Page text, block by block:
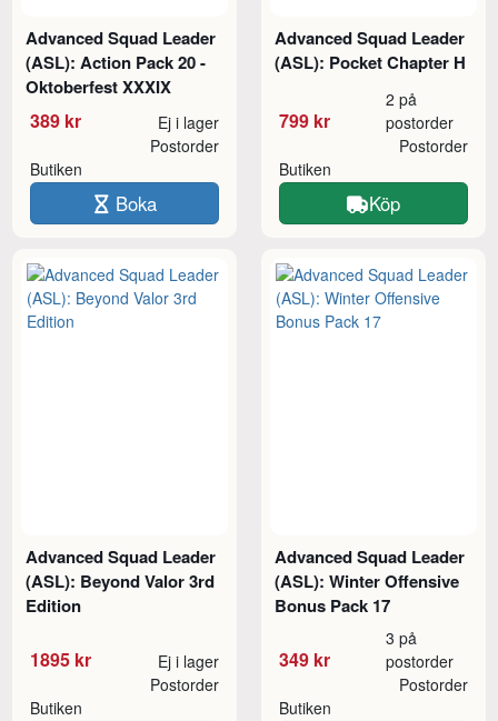
Advanced Squad Leader
(ASL): Action Pack 20 -
Oktoberfest XXXIX
389 kr Ej i lager
Butiken
Postorder
Boka
Advanced Squad Leader
(ASL): Pocket Chapter H
799 kr
2 på
postorder
Butiken
Postorder
Köp
Advanced Squad Leader
(ASL): Beyond Valor 3rd
Edition
1895 kr Ej i lager
Butiken
Postorder
Advanced Squad Leader
(ASL): Winter Offensive
Bonus Pack 17
349 kr
3 på
postorder
Butiken
Postorder